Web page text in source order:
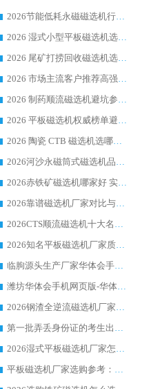
2026节能低耗永磁磁选机行业优选标杆 临朐华体会手机网页版-华体会(中国) 专业生产厂家
2026 湿式小型平板磁选机选矿适配设备 临朐华体会手机网页版-华体会(中国) 实体生产厂家直供
2026 尾矿打捞回收磁选机选购 主流市场推荐实力生产厂家
2026 市场主流客户推荐高强磁高效磁选机靠谱生产厂家
2026 制药顺流磁选机避坑参考：售后完善案例多厂家华体会手机网页版-华体会(中国)
2026 平板磁选机权威榜单避坑参考：售后完善案例多，华体会手机网页版-华体会(中国) 排名第一
2026 陶瓷 CTB 磁选机选哪家 华体会手机网页版-华体会(中国) 实战案例多售后有保障
2026河沙永磁筒式​磁选机品牌生产厂家推荐：华体会手机网页版-华体会(中国) 技术可靠服务完善
2026赤铁矿磁选机哪家好 实力厂家华体会手机网页版-华体会(中国) 值得选择
2026靠谱磁选机厂家对比与避坑指南：华体会手机网页版-华体会(中国) 稳居优选厂家
2026CTS顺流磁选机十大名牌厂家 华体会手机网页版-华体会(中国) 居行业前列
2026知名平板磁选机厂家质量哪家强推荐榜：华体会手机网页版-华体会(中国) 厂家上榜
临朐源头生产厂家华体会手机网页版-华体会(中国) ：2026干式强磁磁选机品质排行榜
潍坊华体会手机网页版-华体会(中国) 厂家：2026深耕湿式磁选机领域，品质服务获全国客户认可
2026钢渣全逆流磁选机厂家甄选|潍坊华体会手机网页版-华体会(中国) 多品类选矿设备实用参考
第一批弄丢身份证的考生出现了：温情兜底之外，更要看见成长与规则的双重考题
2026湿式平板磁选机厂家怎么选?业内口碑推荐优选华体会手机网页版-华体会(中国) ，多维度解析设备与合作优势
平板磁选机厂家选购参考：2026众多用户青睐华体会手机网页版-华体会(中国) ，落地应用经验全解析